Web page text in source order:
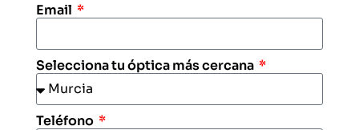
Email
Selecciona tu óptica más cercana
Teléfono